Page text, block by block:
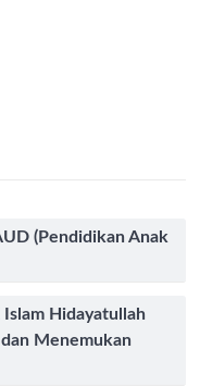
(Pendidikan Anak
Hidayatullah
Menemukan